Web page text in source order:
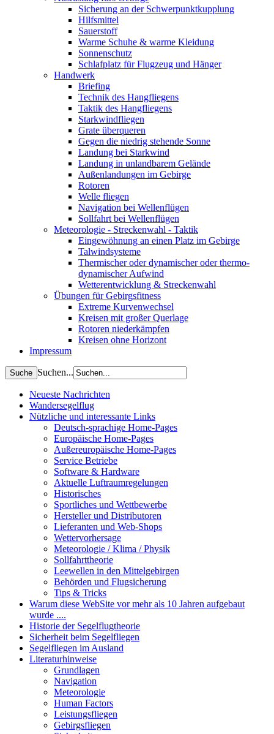
Sicherung an der Schwerpunktkupplung
Hilfsmittel
Sauerstoff
Warme Schuhe & warme Kleidung
Sonnenschutz
Schlafplatz für Flugzeug und Hänger
Handwerk
Briefing
Technik des Hangfliegens
Taktik des Hangfliegens
Starkwindfliegen
Grate überqueren
Gegen die niedrig stehende Sonne
Landung bei Starkwind
Landung in unlandbarem Gelände
Außenlandungen im Gebirge
Rotoren
Welle fliegen
Navigation bei Wellenflügen
Sollfahrt bei Wellenflügen
Meteorologie - Streckenwahl - Taktik
Eingewöhnung an einen Platz im Gebirge
Talwindsysteme
Thermischer oder dynamischer oder thermo-
dynamischer Aufwind
Wetterentwicklung & Streckenwahl
Übungen für Gebirgsfitness
Extreme Kurvenwechsel
Kreisen mit großer Querlage
Rotoren niederkämpfen
Kreisen ohne Horizont
Impressum
Suchen...
Neueste Nachrichten
Wandersegelflug
Nützliche und interessante Links
Deutsch-sprachige Home-Pages
Europäische Home-Pages
Außereuropäische Home-Pages
Service Betriebe
Software & Hardware
Aktuelle Luftraumregelungen
Historisches
Sportliches und Wettbewerbe
Hersteller und Distributoren
Lieferanten und Web-Shops
Wettervorhersage
Meteorologie / Klima / Physik
Sollfahrttheorie
Leewellen in den Mittelgebirgen
Behörden und Flugsicherung
Tips & Tricks
Warum diese WebSite vor mehr als 10 Jahren aufgebaut
wurde ....
Historie der Segelflugtheorie
Sicherheit beim Segelfliegen
Segelfliegen im Ausland
Literaturhinweise
Grundlagen
Navigation
Meteorologie
Human Factors
Leistungsfliegen
Gebirgsfliegen